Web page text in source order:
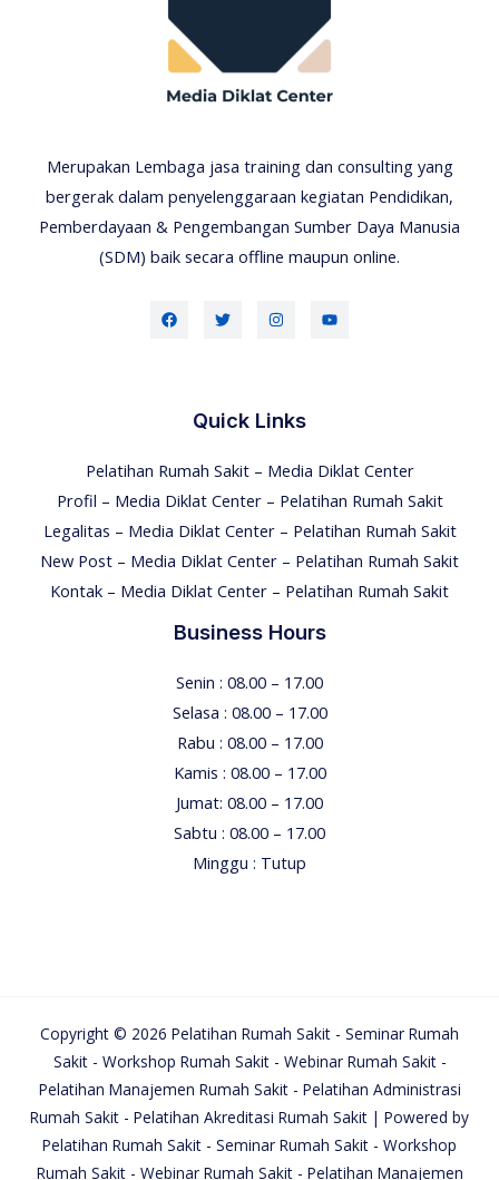
Merupakan Lembaga jasa training dan consulting yang
bergerak dalam penyelenggaraan kegiatan Pendidikan,
Pemberdayaan & Pengembangan Sumber Daya Manusia
(SDM) baik secara offline maupun online.
Quick Links
Pelatihan Rumah Sakit – Media Diklat Center
Profil – Media Diklat Center – Pelatihan Rumah Sakit
Legalitas – Media Diklat Center – Pelatihan Rumah Sakit
New Post – Media Diklat Center – Pelatihan Rumah Sakit
Kontak – Media Diklat Center – Pelatihan Rumah Sakit
Business Hours
Senin : 08.00 – 17.00
Selasa : 08.00 – 17.00
Rabu : 08.00 – 17.00
Kamis : 08.00 – 17.00
Jumat: 08.00 – 17.00
Sabtu : 08.00 – 17.00
Minggu : Tutup
Copyright © 2026 Pelatihan Rumah Sakit - Seminar Rumah
Sakit - Workshop Rumah Sakit - Webinar Rumah Sakit -
Pelatihan Manajemen Rumah Sakit - Pelatihan Administrasi
Rumah Sakit - Pelatihan Akreditasi Rumah Sakit | Powered by
Pelatihan Rumah Sakit - Seminar Rumah Sakit - Workshop
Rumah Sakit - Webinar Rumah Sakit - Pelatihan Manajemen